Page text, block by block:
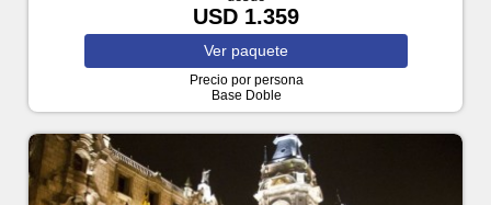
USD 1.359
Ver paquete
Precio por persona
Base Doble